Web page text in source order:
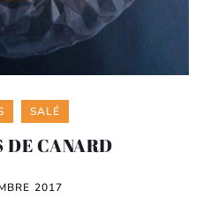
SALÉ
CANARD
2017